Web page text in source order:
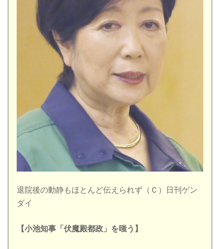
退院後の動静もほとんど伝えられず（Ｃ）日刊ゲン
ダイ
【小池知事「伏魔殿都政」を嗤う】